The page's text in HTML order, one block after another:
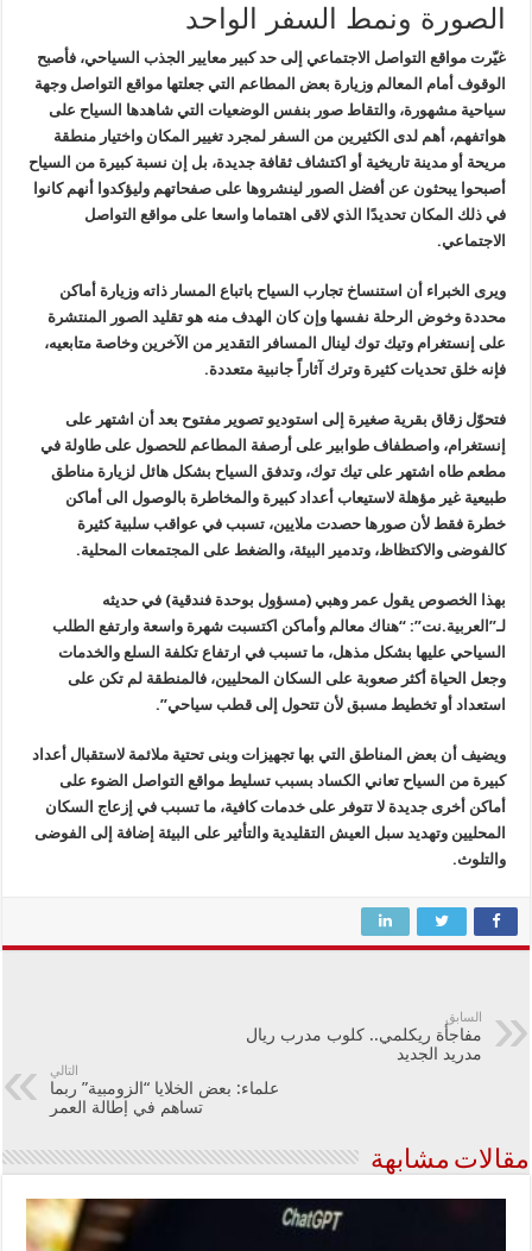
الصورة ونمط السفر الواحد
غيّرت مواقع التواصل الاجتماعي إلى حد كبير معايير الجذب السياحي، فأصبح
الوقوف أمام المعالم وزيارة بعض المطاعم التي جعلتها مواقع التواصل وجهة
سياحية مشهورة، والتقاط صور بنفس الوضعيات التي شاهدها السياح على
هواتفهم، أهم لدى الكثيرين من السفر لمجرد تغيير المكان واختيار منطقة
مريحة أو مدينة تاريخية أو اكتشاف ثقافة جديدة، بل إن نسبة كبيرة من السياح
أصبحوا يبحثون عن أفضل الصور لينشروها على صفحاتهم وليؤكدوا أنهم كانوا
في ذلك المكان تحديدًا الذي لاقى اهتماما واسعا على مواقع التواصل
الاجتماعي.
ويرى الخبراء أن استنساخ تجارب السياح باتباع المسار ذاته وزيارة أماكن
محددة وخوض الرحلة نفسها وإن كان الهدف منه هو تقليد الصور المنتشرة
على إنستغرام وتيك توك لينال المسافر التقدير من الآخرين وخاصة متابعيه،
فإنه خلق تحديات كثيرة وترك آثاراً جانبية متعددة.
فتحوّل زقاق بقرية صغيرة إلى استوديو تصوير مفتوح بعد أن اشتهر على
إنستغرام، واصطفاف طوابير على أرصفة المطاعم للحصول على طاولة في
مطعم طاه اشتهر على تيك توك، وتدفق السياح بشكل هائل لزيارة مناطق
طبيعية غير مؤهلة لاستيعاب أعداد كبيرة والمخاطرة بالوصول الى أماكن
خطرة فقط لأن صورها حصدت ملايين، تسبب في عواقب سلبية كثيرة
كالفوضى والاكتظاظ، وتدمير البيئة، والضغط على المجتمعات المحلية.
بهذا الخصوص يقول عمر وهبي (مسؤول بوحدة فندقية) في حديثه
لـ”العربية.نت”: “هناك معالم وأماكن اكتسبت شهرة واسعة وارتفع الطلب
السياحي عليها بشكل مذهل، ما تسبب في ارتفاع تكلفة السلع والخدمات
وجعل الحياة أكثر صعوبة على السكان المحليين، فالمنطقة لم تكن على
استعداد أو تخطيط مسبق لأن تتحول إلى قطب سياحي”.
ويضيف أن بعض المناطق التي بها تجهيزات وبنى تحتية ملائمة لاستقبال أعداد
كبيرة من السياح تعاني الكساد بسبب تسليط مواقع التواصل الضوء على
أماكن أخرى جديدة لا تتوفر على خدمات كافية، ما تسبب في إزعاج السكان
المحليين وتهديد سبل العيش التقليدية والتأثير على البيئة إضافة إلى الفوضى
والتلوث.
السابق
مفاجأة ريكلمي.. كلوب مدرب ريال
مدريد الجديد
التالي
علماء: بعض الخلايا “الزومبية” ربما
تساهم في إطالة العمر
مقالات مشابهة